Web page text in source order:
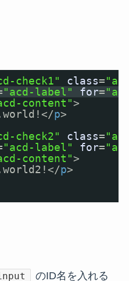
check1" class=
"acd-label" for=
content">
p>
check2" class=
"acd-label" for=
content">
p>
のID名を入れる